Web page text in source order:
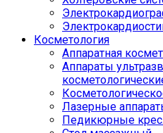
Косметология
Аппаратная
Аппараты
Лазерные
Педикюрные